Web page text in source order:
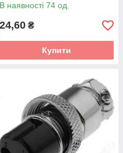
В наявності 74 од.
24,60 ₴
Купити